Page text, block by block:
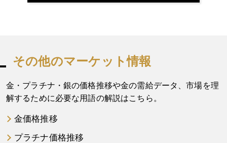
その他のマーケット情報
金・プラチナ・銀の価格推移や金の需給データ、市場を理
解するために必要な用語の解説はこちら。
金価格推移
プラチナ価格推移